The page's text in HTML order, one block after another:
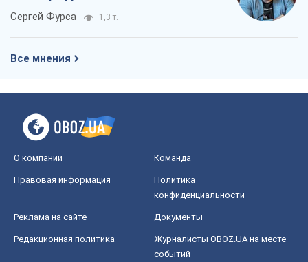
Сергей Фурса 1,3 т.
Все мнения
О компании Команда
Правовая информация
Политика
конфиденциальности
Реклама на сайте Документы
Редакционная политика
Журналисты OBOZ.UA на месте
событий